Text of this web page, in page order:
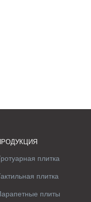
плитка
плитка
плиты